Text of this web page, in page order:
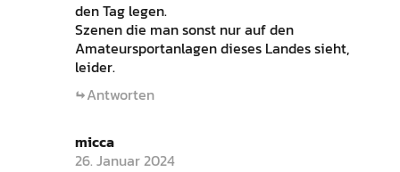
den Tag legen.
Szenen die man sonst nur auf den
Amateursportanlagen dieses Landes sieht,
leider.
Antworten
micca
26. Januar 2024